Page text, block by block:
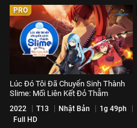
PRO
Lúc Đó Tôi Đã Chuyển Sinh Thành
Slime: Mối Liên Kết Đỏ Thẫm
2022 T13 Nhật Bản
1g 49ph
Full HD